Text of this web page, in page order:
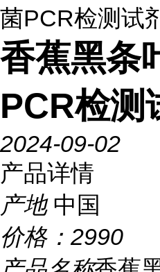
菌PCR检测试
香蕉黑条
PCR检测
2024-09-02
产品详情
产地 中国
价格： 2990